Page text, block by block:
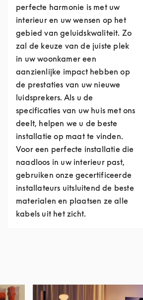
perfecte harmonie is met uw
interieur en uw wensen op het
gebied van geluidskwaliteit. Zo
zal de keuze van de juiste plek
in uw woonkamer een
aanzienlijke impact hebben op
de prestaties van uw nieuwe
luidsprekers. Als u de
specificaties van uw huis met ons
deelt, helpen we u de beste
installatie op maat te vinden.
Voor een perfecte installatie die
naadloos in uw interieur past,
gebruiken onze gecertificeerde
installateurs uitsluitend de beste
materialen en plaatsen ze alle
kabels uit het zicht.